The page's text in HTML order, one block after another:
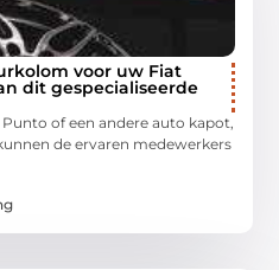
voor uw Fiat
dit gespecialiseerde
of een andere auto kapot,
de ervaren medewerkers